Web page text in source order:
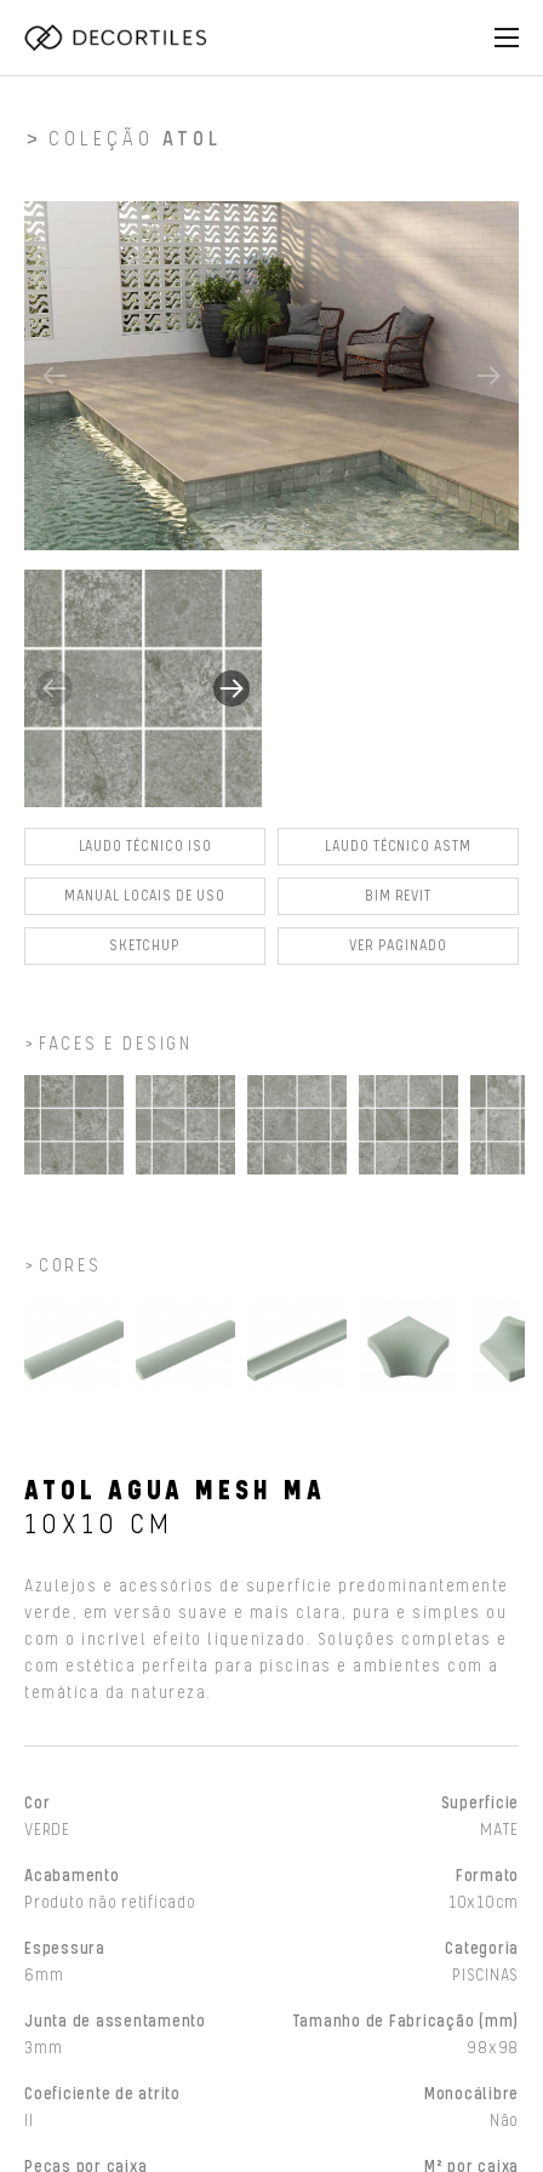
COLEÇÃO ATOL
LAUDO TÉCNICO ISO LAUDO TÉCNICO ASTM
MANUAL LOCAIS DE USO BIM REVIT
SKETCHUP VER PAGINADO
FACES E DESIGN
CORES
ATOL AGUA MESH MA
10X10 CM
Azulejos e acessórios de superfície predominantemente
verde, em versão suave e mais clara, pura e simples ou
com o incrível efeito liquenizado. Soluções completas e
com estética perfeita para piscinas e ambientes com a
temática da natureza.
Cor
VERDE
Superfície
MATE
Acabamento
Produto não retificado
Formato
10x10cm
Espessura
6mm
Categoria
PISCINAS
Junta de assentamento
3mm
Tamanho de Fabricação (mm)
98x98
Coeficiente de atrito
Monocálibre
Não
Peças por caixa M² por caixa